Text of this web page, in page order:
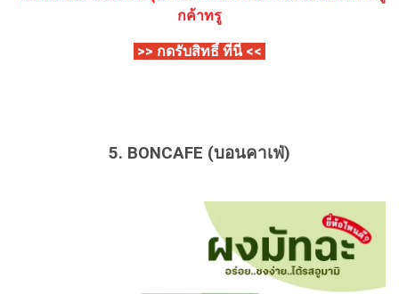
กค้าทรู
>> กดรับสิทธิ์ ที่นี่ <<
5. BONCAFE (บอนคาเฟ่)